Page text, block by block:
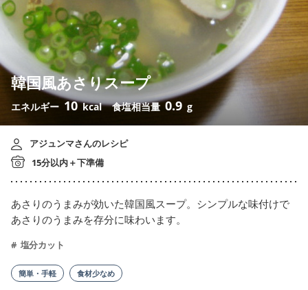
韓国風あさりスープ
エネルギー 10 kcal 食塩相当量 0.9 g
アジュンマさんのレシピ
15分以内＋下準備
あさりのうまみが効いた韓国風スープ。シンプルな味付けで
あさりのうまみを存分に味わいます。
塩分カット
簡単・手軽 食材少なめ